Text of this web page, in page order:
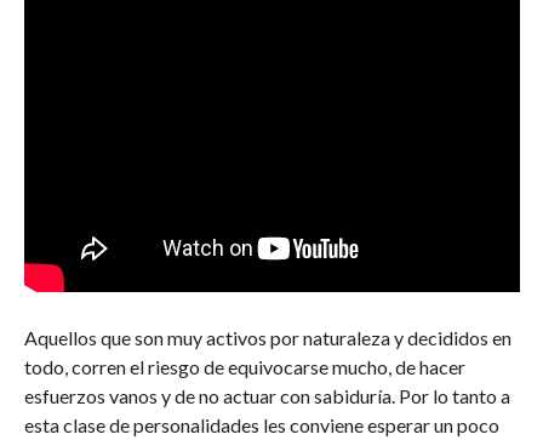
Aquellos que son muy activos por naturaleza y decididos en
todo, corren el riesgo de equivocarse mucho, de hacer
esfuerzos vanos y de no actuar con sabiduría. Por lo tanto a
esta clase de personalidades les conviene esperar un poco